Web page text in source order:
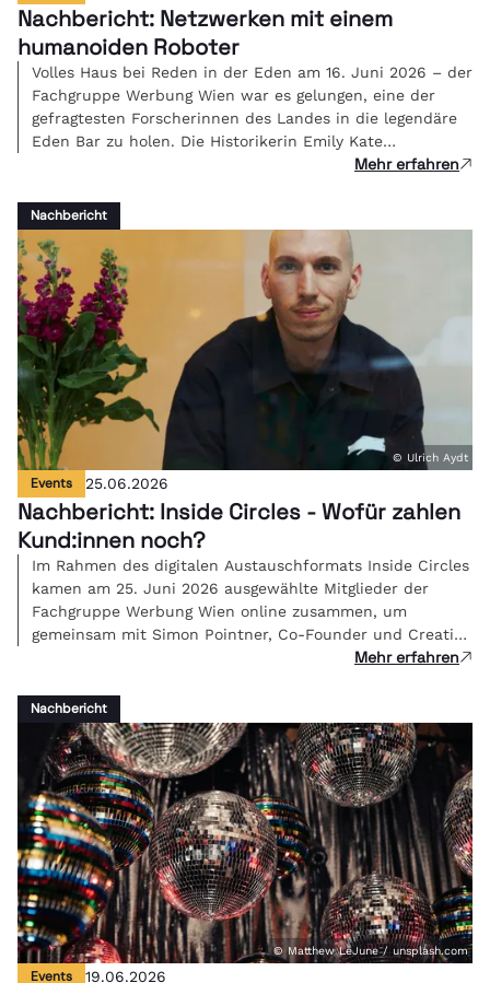
Nachbericht: Netzwerken mit einem
humanoiden Roboter
Volles Haus bei Reden in der Eden am 16. Juni 2026 – der
Fachgruppe Werbung Wien war es gelungen, eine der
gefragtesten Forscherinnen des Landes in die legendäre
Eden Bar zu holen. Die Historikerin Emily Kate
Genatowski und Roboter Tova berichteten live über ihre
Mehr erfahren
Nachbericht
© Ulrich Aydt
Events 25.06.2026
Nachbericht: Inside Circles - Wofür zahlen
Kund:innen noch?
Im Rahmen des digitalen Austauschformats Inside Circles
kamen am 25. Juni 2026 ausgewählte Mitglieder der
Fachgruppe Werbung Wien online zusammen, um
gemeinsam mit Simon Pointner, Co-Founder und Creative
Director von Studio FREUDE, über eine zentrale Frage der
übernimmt - was ist kreative Arbeit dann noch wert und
wie bepreist man Bedeutung?
Mehr erfahren
Nachbericht
© Matthew LeJune / unsplash.com
Events 19.06.2026